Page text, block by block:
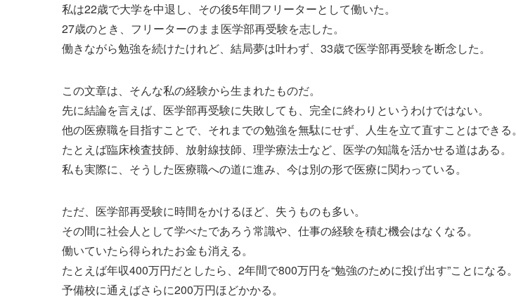
私は22歳で大学を中退し、その後5年間フリーターとして働いた。
27歳のとき、フリーターのまま医学部再受験を志した。
働きながら勉強を続けたけれど、結局夢は叶わず、33歳で医学部再受験を断念した。
この文章は、そんな私の経験から生まれたものだ。
先に結論を言えば、医学部再受験に失敗しても、完全に終わりというわけではない。
他の医療職を目指すことで、それまでの勉強を無駄にせず、人生を立て直すことはできる。
たとえば臨床検査技師、放射線技師、理学療法士など、医学の知識を活かせる道はある。
私も実際に、そうした医療職への道に進み、今は別の形で医療に関わっている。
ただ、医学部再受験に時間をかけるほど、失うものも多い。
その間に社会人として学べたであろう常識や、仕事の経験を積む機会はなくなる。
働いていたら得られたお金も消える。
たとえば年収400万円だとしたら、2年間で800万円を“勉強のために投げ出す”ことになる。
予備校に通えばさらに200万円ほどかかる。